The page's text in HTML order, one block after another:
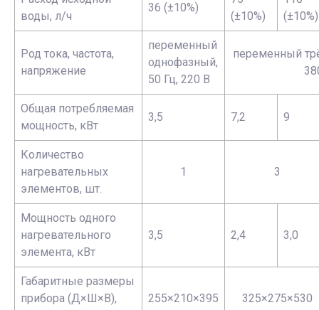
воды, л/ч
36 (±10%)
(±10%)
(±10%)
Род тока, частота,
напряжение
переменный
однофазный,
50 Гц, 220 В
переменный
Общая потребляемая
мощность, кВт
3,5 7,2 9
Количество
нагревательных
элементов, шт.
1 3
Мощность одного
нагревательного
элемента, кВт
3,5 2,4 3,0
Габаритные размеры
прибора (Д×Ш×В),
255×210×395 325×275×530